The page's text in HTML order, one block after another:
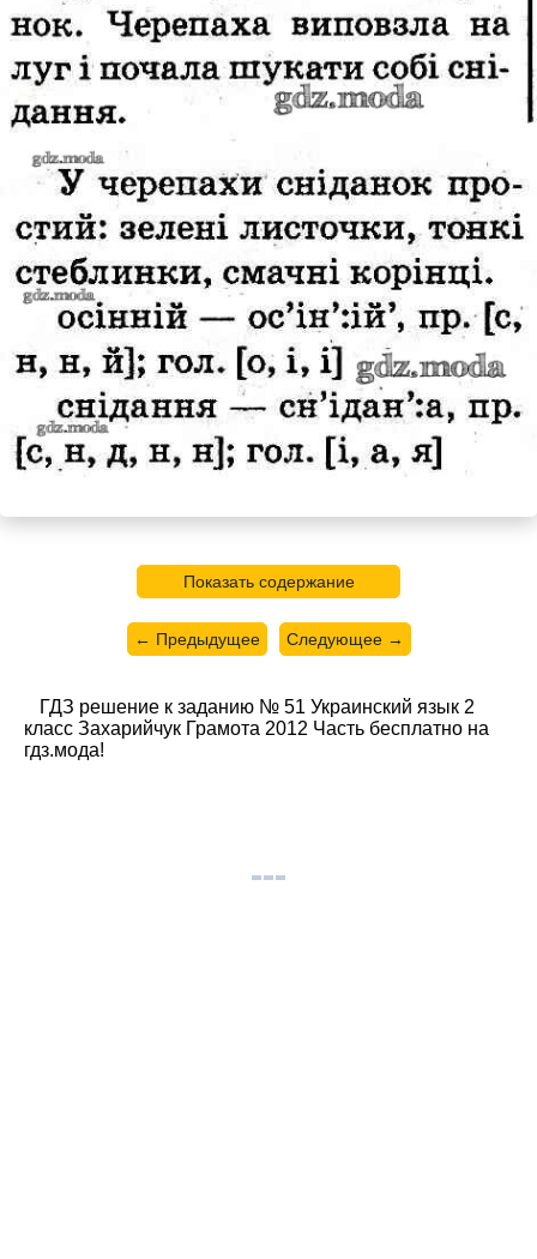
Показать содержание
← Предыдущее Следующее →
ГДЗ решение к заданию № 51 Украинский язык 2
класс Захарийчук Грамота 2012 Часть бесплатно на
гдз.мода!